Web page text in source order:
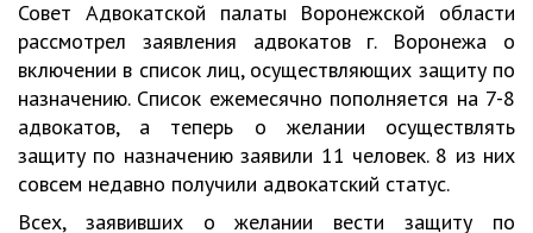
Совет Адвокатской палаты Воронежской области
рассмотрел заявления адвокатов г. Воронежа о
включении в список лиц, осуществляющих защиту по
назначению. Список ежемесячно пополняется на 7-8
адвокатов, а теперь о желании осуществлять
защиту по назначению заявили 11 человек. 8 из них
совсем недавно получили адвокатский статус.
Всех, заявивших о желании вести защиту по